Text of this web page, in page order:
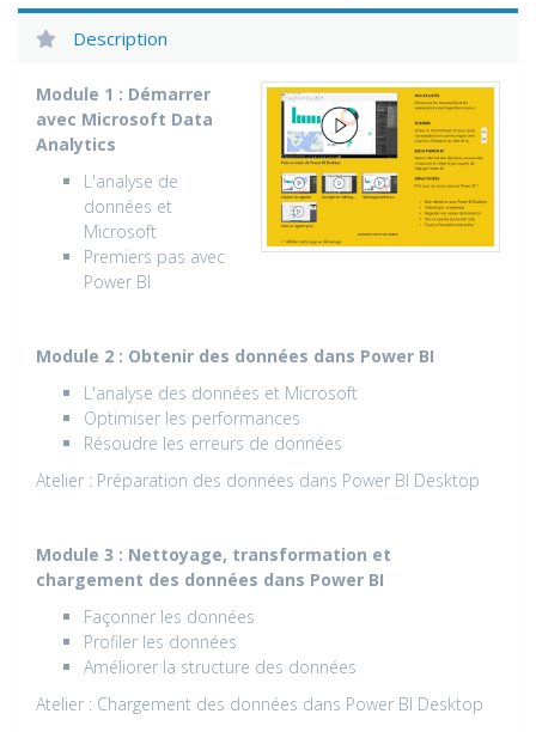
Description
Module 1 : Démarrer
avec Microsoft Data
Analytics
L'analyse de
données et
Microsoft
Premiers pas avec
Power BI
Module 2 : Obtenir des données dans Power BI
L'analyse des données et Microsoft
Optimiser les performances
Résoudre les erreurs de données
Atelier : Préparation des données dans Power BI Desktop
Module 3 : Nettoyage, transformation et
chargement des données dans Power BI
Façonner les données
Profiler les données
Améliorer la structure des données
Atelier : Chargement des données dans Power BI Desktop